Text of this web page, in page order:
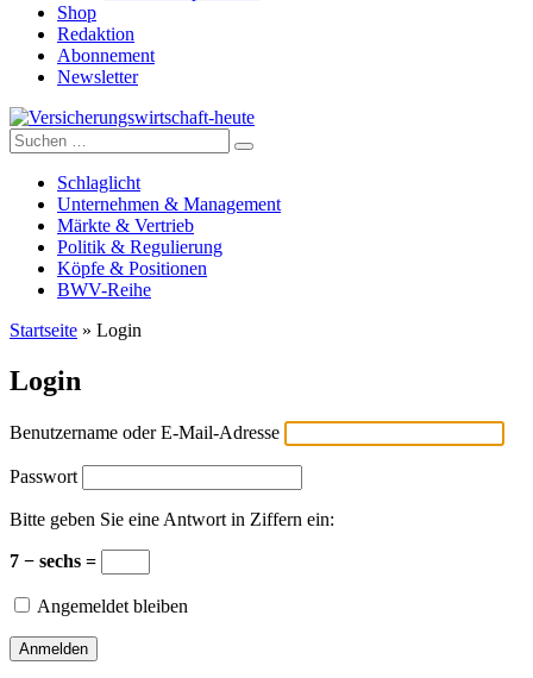
Shop
Redaktion
Abonnement
Newsletter
Versicherungswirtschaft-heute
Suche
nach:
Schlaglicht
Unternehmen & Management
Märkte & Vertrieb
Politik & Regulierung
Köpfe & Positionen
BWV-Reihe
Startseite » Login
Login
Benutzername oder E-Mail-Adresse
Passwort
Bitte geben Sie eine Antwort in Ziffern ein:
7 − sechs =
Angemeldet bleiben